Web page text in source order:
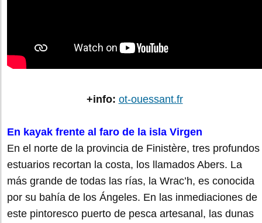
+info: ot-ouessant.fr
En kayak frente al faro de la isla Virgen
En el norte de la provincia de Finistère, tres profundos
estuarios recortan la costa, los llamados Abers. La
más grande de todas las rías, la Wrac’h, es conocida
por su bahía de los Ángeles. En las inmediaciones de
este pintoresco puerto de pesca artesanal, las dunas